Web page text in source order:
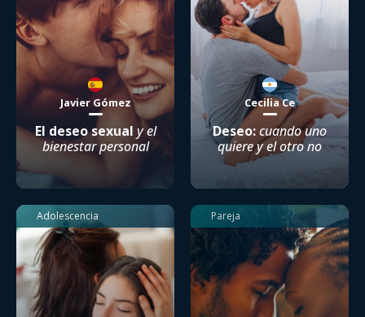
Javier Gómez
El deseo sexual y el
bienestar personal
Cecilia Ce
Deseo:cuando uno
quiere y el otro no
Adolescencia Pareja